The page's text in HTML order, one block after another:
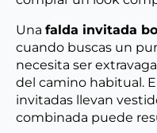
Una falda invitada
cuando buscas un
necesita ser
del camino habitual.
invitadas llevan
combinada puede